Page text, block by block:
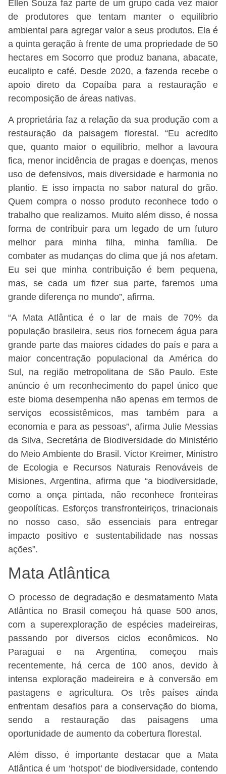
Ellen Souza faz parte de um grupo cada vez maior
de produtores que tentam manter o equilíbrio
ambiental para agregar valor a seus produtos. Ela é
a quinta geração à frente de uma propriedade de 50
hectares em Socorro que produz banana, abacate,
eucalipto e café. Desde 2020, a fazenda recebe o
apoio direto da Copaíba para a restauração e
recomposição de áreas nativas.
A proprietária faz a relação da sua produção com a
restauração da paisagem florestal. “Eu acredito
que, quanto maior o equilíbrio, melhor a lavoura
fica, menor incidência de pragas e doenças, menos
uso de defensivos, mais diversidade e harmonia no
plantio. E isso impacta no sabor natural do grão.
Quem compra o nosso produto reconhece todo o
trabalho que realizamos. Muito além disso, é nossa
forma de contribuir para um legado de um futuro
melhor para minha filha, minha família. De
combater as mudanças do clima que já nos afetam.
Eu sei que minha contribuição é bem pequena,
mas, se cada um fizer sua parte, faremos uma
grande diferença no mundo”, afirma.
“A Mata Atlântica é o lar de mais de 70% da
população brasileira, seus rios fornecem água para
grande parte das maiores cidades do país e para a
maior concentração populacional da América do
Sul, na região metropolitana de São Paulo. Este
anúncio é um reconhecimento do papel único que
este bioma desempenha não apenas em termos de
serviços ecossistêmicos, mas também para a
economia e para as pessoas”, afirma Julie Messias
da Silva, Secretária de Biodiversidade do Ministério
do Meio Ambiente do Brasil. Victor Kreimer, Ministro
de Ecologia e Recursos Naturais Renováveis de
Misiones, Argentina, afirma que “a biodiversidade,
como a onça pintada, não reconhece fronteiras
geopolíticas. Esforços transfronteiriços, trinacionais
no nosso caso, são essenciais para entregar
impacto positivo e sustentabilidade nas nossas
ações”.
Mata Atlântica
O processo de degradação e desmatamento Mata
Atlântica no Brasil começou há quase 500 anos,
com a superexploração de espécies madeireiras,
passando por diversos ciclos econômicos. No
Paraguai e na Argentina, começou mais
recentemente, há cerca de 100 anos, devido à
intensa exploração madeireira e à conversão em
pastagens e agricultura. Os três países ainda
enfrentam desafios para a conservação do bioma,
sendo a restauração das paisagens uma
oportunidade de aumento da cobertura florestal.
Além disso, é importante destacar que a Mata
Atlântica é um ‘hotspot’ de biodiversidade, contendo